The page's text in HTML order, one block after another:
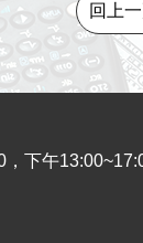
回上
下午